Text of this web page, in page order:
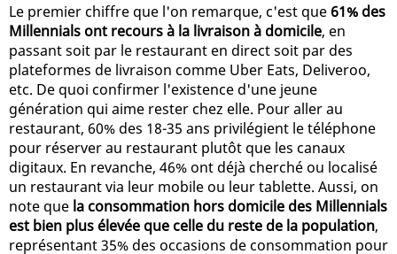
Le premier chiffre que l'on remarque, c'est que61% des
Millennials ont recours à la livraison à domicile, en
passant soit par le restaurant en direct soit par des
plateformes de livraison comme Uber Eats, Deliveroo,
etc. De quoi confirmer l'existence d'une jeune
génération qui aime rester chez elle. Pour aller au
restaurant, 60% des 18-35 ans privilégient le téléphone
pour réserver au restaurant plutôt que les canaux
digitaux. En revanche, 46% ont déjà cherché ou localisé
un restaurant via leur mobile ou leur tablette. Aussi, on
note que la consommation hors domicile des Millennials
est bien plus élevée que celle du reste de la population,
représentant 35% des occasions de consommation pour